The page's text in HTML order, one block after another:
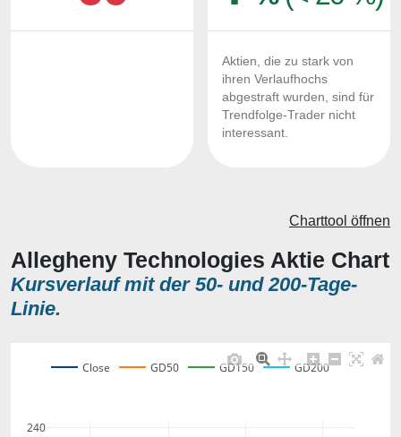
Aktien, die zu stark von
ihren Verlaufhochs
abgestraft wurden, sind für
Trendfolge-Trader nicht
interessant.
Allegheny Technologies Aktie Chart
Kursverlauf mit der 50- und 200-Tage-
Linie.
Charttool öffnen
240
Close GD50 GD150 GD200